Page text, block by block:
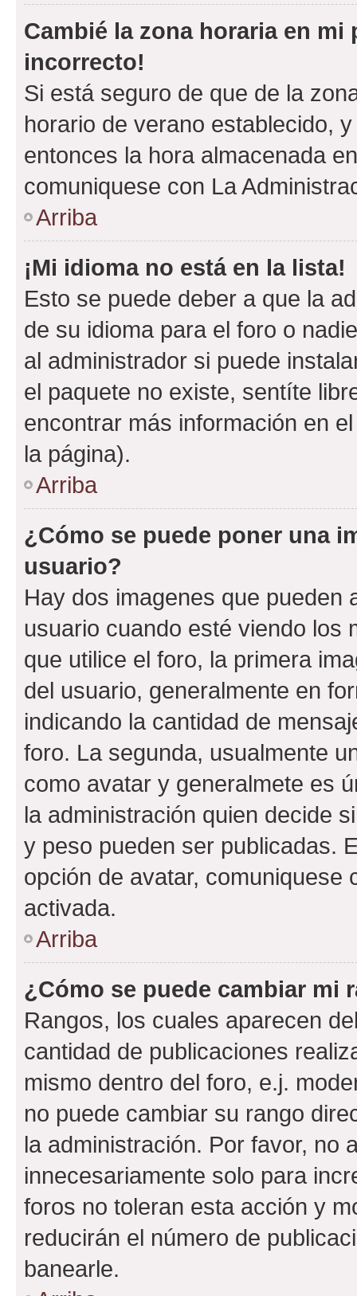
Cambié la zona horaria en
incorrecto!
Si está seguro de que de la
horario de verano establecido,
entonces la hora almacenada
comuniquese con La
Arriba
¡Mi idioma no está en la lista!
Esto se puede deber a que la
de su idioma para el foro o
al administrador si puede
el paquete no existe, sentíte
encontrar más información en
la página).
Arriba
¿Cómo se puede poner una
usuario?
Hay dos imagenes que pueden
usuario cuando esté viendo los
que utilice el foro, la primera
del usuario, generalmente en
indicando la cantidad de
foro. La segunda, usualmente
como avatar y generalmete es
la administración quien decide
y peso pueden ser publicadas.
opción de avatar, comuniquese
activada.
Arriba
¿Cómo se puede cambiar mi
Rangos, los cuales aparecen
cantidad de publicaciones
mismo dentro del foro, e.j.
no puede cambiar su rango
la administración. Por favor, no
innecesariamente solo para
foros no toleran esta acción y
reducirán el número de
banearle.